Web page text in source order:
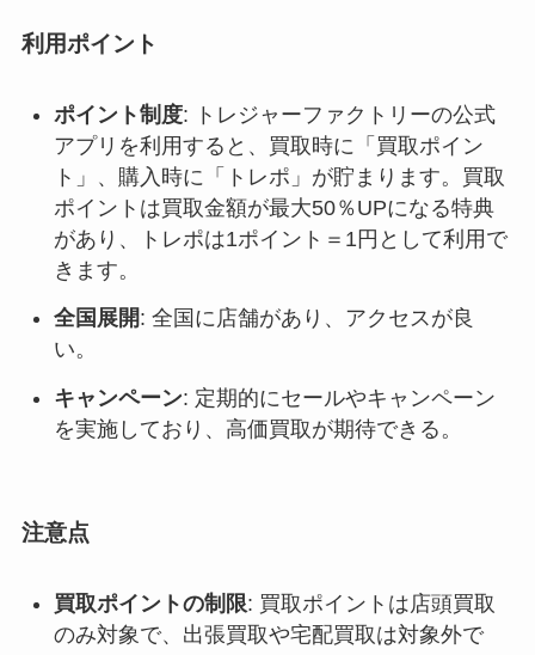
利用ポイント
ポイント制度: トレジャーファクトリーの公式
アプリを利用すると、買取時に「買取ポイン
ト」、購入時に「トレポ」が貯まります。買取
ポイントは買取金額が最大50％UPになる特典
があり、トレポは1ポイント＝1円として利用で
きます。
全国展開: 全国に店舗があり、アクセスが良
い。
キャンペーン: 定期的にセールやキャンペーン
を実施しており、高価買取が期待できる。
注意点
買取ポイントの制限: 買取ポイントは店頭買取
のみ対象で、出張買取や宅配買取は対象外で